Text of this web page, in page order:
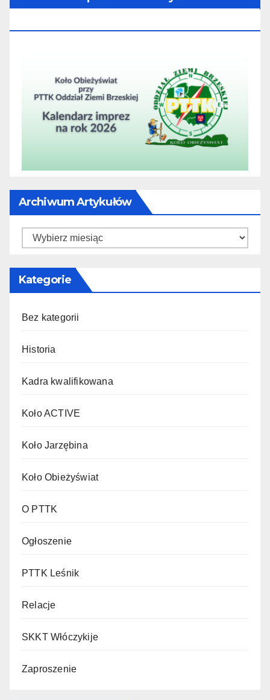
Archiwum Artykułów
Archiwum
Kategorie
Bez kategorii
Historia
Kadra kwalifikowana
Koło ACTIVE
Koło Jarzębina
Koło Obieżyświat
O PTTK
Ogłoszenie
PTTK Leśnik
Relacje
SKKT Włóczykije
Zaproszenie